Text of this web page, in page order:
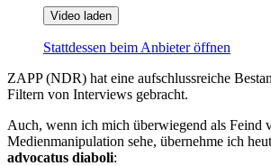
Video laden
Stattdessen beim Anbieter öffnen
ZAPP (NDR) hat eine aufschlussreiche
Filtern von Interviews gebracht.
Auch, wenn ich mich überwiegend als Feind
Medienmanipulation sehe, übernehme ich
advocatus diaboli: